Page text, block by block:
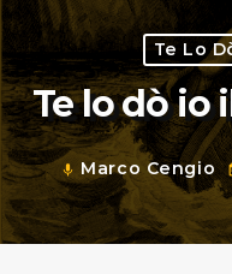
Te Lo
Te lo dò io
mic Marco Cengio